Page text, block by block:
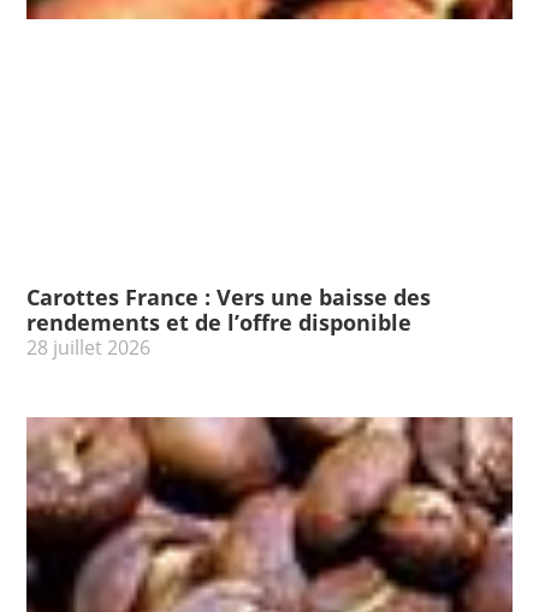
Carottes France : Vers une baisse des
rendements et de l’offre disponible
28 juillet 2026